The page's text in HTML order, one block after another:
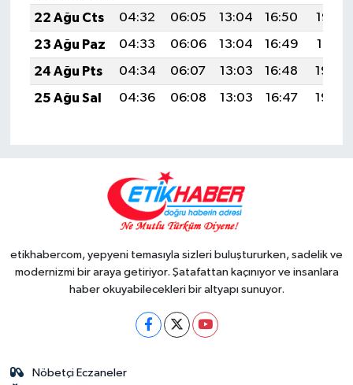
22 Ağu Cts
04:32 06:05 13:04 16:50
19:52
23 Ağu Paz
04:33 06:06 13:04 16:49
19:51
24 Ağu Pts
04:34 06:07 13:03 16:48
19:49
25 Ağu Sal
04:36 06:08 13:03 16:47 19:48
etikhabercom, yepyeni temasıyla sizleri buluştururken, sadelik ve
modernizmi bir araya getiriyor. Şatafattan kaçınıyor ve insanlara
haber okuyabilecekleri bir altyapı sunuyor.
Nöbetçi Eczaneler